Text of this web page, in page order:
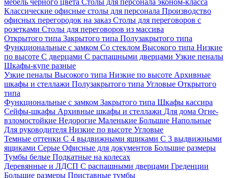
мебель черного цвета Столы для персонала эконом-класса
Классические офисные столы для персонала Производство
офисных перегородок на заказ Столы для переговоров с
розетками Столы для переговоров из массива
Открытого типа Закрытого типа Полузакрытого типа
Функциональные с замком Со стеклом Высокого типа Низкие
по высоте С дверцами С распашными дверцами Узкие пеналы
Шкафы-купе разные
Узкие пеналы Высокого типа Низкие по высоте Архивные
шкафы и стеллажи Полузакрытого типа Угловые Открытого
типа
Функциональные с замком Закрытого типа Шкафы кассира
Сейфы-шкафы Архивные шкафы и стеллажи Для дома Огне-
взломостойкие Недорогие Маленькие Большие Напольные
Для руководителя Низкие по высоте Угловые
Темные оттенки С 4 выдвижными ящиками С 3 выдвижными
ящиками Серые Офисные для документов Большие размеры
Тумбы белые Подкатные на колесах
Деревянные и ЛДСП С распашными дверцами Греденции
Большие размеры Приставные тумбы